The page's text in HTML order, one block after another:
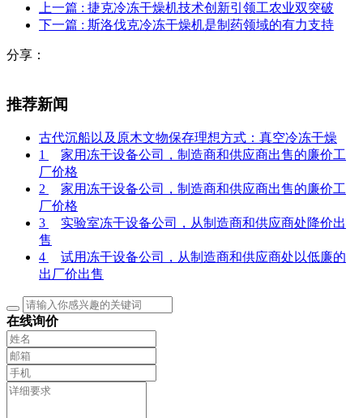
上一篇 : 捷克冷冻干燥机技术创新引领工农业双突破
下一篇 : 斯洛伐克冷冻干燥机是制药领域的有力支持
分享：
推荐新闻
古代沉船以及原木文物保存理想方式：真空冷冻干燥
1
家用冻干设备公司，制造商和供应商出售的廉价工
厂价格
2
家用冻干设备公司，制造商和供应商出售的廉价工
厂价格
3
实验室冻干设备公司，从制造商和供应商处降价出
售
4
试用冻干设备公司，从制造商和供应商处以低廉的
出厂价出售
在线询价